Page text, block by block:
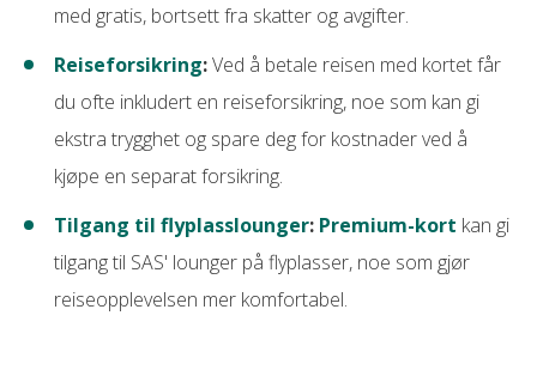
med gratis, bortsett fra skatter og avgifter.
Reiseforsikring:Ved å betale reisen med kortet får
du ofte inkludert en reiseforsikring, noe som kan gi
ekstra trygghet og spare deg for kostnader ved å
kjøpe en separat forsikring.
Tilgang til flyplasslounger: Premium-kort kan gi
tilgang til SAS' lounger på flyplasser, noe som gjør
reiseopplevelsen mer komfortabel.